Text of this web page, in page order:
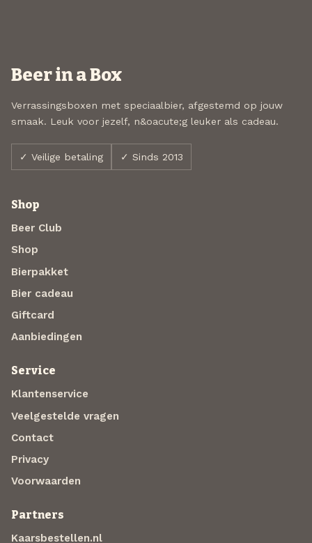
Beer in a Box
Verrassingsboxen met speciaalbier, afgestemd op jouw
smaak. Leuk voor jezelf, n&oacute;g leuker als cadeau.
✓ Veilige betaling ✓ Sinds 2013
Shop
Beer Club
Shop
Bierpakket
Bier cadeau
Giftcard
Aanbiedingen
Service
Klantenservice
Veelgestelde vragen
Contact
Privacy
Voorwaarden
Partners
Kaarsbestellen.nl